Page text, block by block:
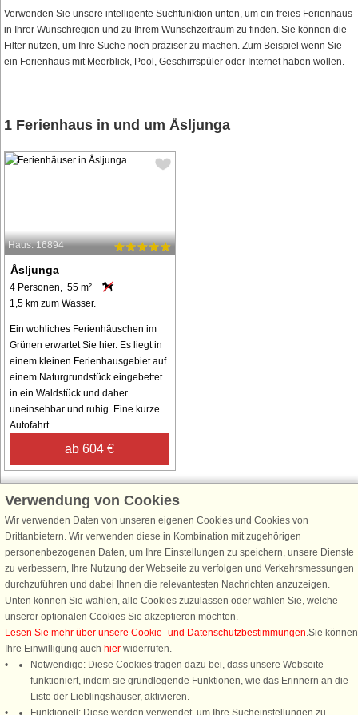
Verwenden Sie unsere intelligente Suchfunktion unten, um ein freies Ferienhaus
in Ihrer Wunschregion und zu Ihrem Wunschzeitraum zu finden. Sie können die
Filter nutzen, um Ihre Suche noch präziser zu machen. Zum Beispiel wenn Sie
ein Ferienhaus mit Meerblick, Pool, Geschirrspüler oder Internet haben wollen.
1 Ferienhaus in und um Åsljunga
Haus: 16894
Åsljunga
4 Personen, 55 m²
1,5 km zum Wasser.
Ein wohliches Ferienhäuschen im
Grünen erwartet Sie hier. Es liegt in
einem kleinen Ferienhausgebiet auf
einem Naturgrundstück eingebettet
in ein Waldstück und daher
uneinsehbar und ruhig. Eine kurze
Autofahrt ...
ab 604 €
Schließen Sie sich 100.000 Ferienhaus-Fans an
Erhalten Sie einen Willkommensgutschein von 25 €für Ihren nächsten
Ferienhausurlaub - melden Sie sich einfach für den DanCenter Newsletter
an. Verpassen Sie nie wieder exklusive Angebote, Gewinnspiele und
Urlaubstipps!
Newsletter abonnieren
Verwendung von Cookies
Wir verwenden Daten von unseren eigenen Cookies und Cookies von
Drittanbietern. Wir verwenden diese in Kombination mit zugehörigen
personenbezogenen Daten, um Ihre Einstellungen zu speichern, unsere Dienste
zu verbessern, Ihre Nutzung der Webseite zu verfolgen und Verkehrsmessungen
durchzuführen und dabei Ihnen die relevantesten Nachrichten anzuzeigen.
Unten können Sie wählen, alle Cookies zuzulassen oder wählen Sie, welche
unserer optionalen Cookies Sie akzeptieren möchten.
Lesen Sie mehr über unsere Cookie- und Datenschutzbestimmungen.Sie können
Ihre Einwilligung auch hier widerrufen.
Notwendige: Diese Cookies tragen dazu bei, dass unsere Webseite
funktioniert, indem sie grundlegende Funktionen, wie das Erinnern an die
Liste der Lieblingshäuser, aktivieren.
Funktionell: Diese werden verwendet, um Ihre Sucheinstellungen zu